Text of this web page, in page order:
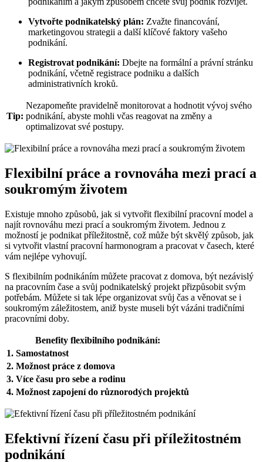
Vytvořte podnikatelský plán: Zvažte financování,
marketingovou strategii a další klíčové faktory vašeho
podnikání.
Registrovat podnikání: Dbejte na formální a právní stránku
podnikání, včetně registrace podniku a dalších
administrativních kroků.
Tip:
Nezapomeňte pravidelně monitorovat a hodnotit vývoj svého
podnikání, abyste mohli včas reagovat na změny a
optimalizovat své postupy.
Flexibilní práce a rovnováha mezi prací a
soukromým životem
Existuje mnoho způsobů, jak si vytvořit flexibilní pracovní model a
najít rovnováhu mezi prací a soukromým životem. Jednou z
možností je podnikat příležitostně, což může být skvělý způsob, jak
si vytvořit vlastní pracovní harmonogram a pracovat v časech, které
vám nejlépe vyhovují.
S flexibilním podnikáním můžete pracovat z domova, být nezávislý
na pracovním čase a svůj podnikatelský projekt přizpůsobit svým
potřebám. Můžete si tak lépe organizovat svůj čas a věnovat se i
soukromým záležitostem, aniž byste museli být vázáni tradičními
pracovními doby.
Benefity flexibilního podnikání:
1. Samostatnost
2. Možnost práce z domova
3. Více času pro sebe a rodinu
4. Možnost zapojení do různorodých projektů
Efektivní řízení času při příležitostném
podnikání